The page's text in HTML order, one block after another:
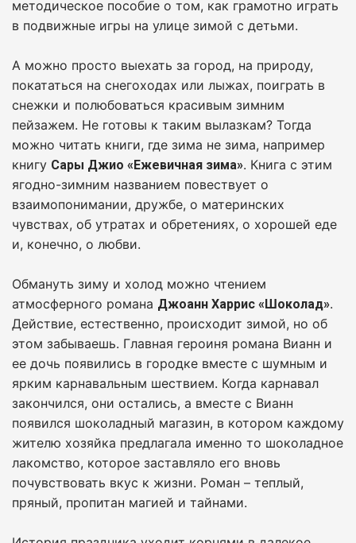
методическое пособие о том, как грамотно играть
в подвижные игры на улице зимой с детьми.
А можно просто выехать за город, на природу,
покататься на снегоходах или лыжах, поиграть в
снежки и полюбоваться красивым зимним
пейзажем. Не готовы к таким вылазкам? Тогда
можно читать книги, где зима не зима, например
книгу Сары Джио «Ежевичная зима». Книга с этим
ягодно-зимним названием повествует о
взаимопонимании, дружбе, о материнских
чувствах, об утратах и обретениях, о хорошей еде
и, конечно, о любви.
Обмануть зиму и холод можно чтением
атмосферного романа Джоанн Харрис «Шоколад».
Действие, естественно, происходит зимой, но об
этом забываешь. Главная героиня романа Вианн и
ее дочь появились в городке вместе с шумным и
ярким карнавальным шествием. Когда карнавал
закончился, они остались, а вместе с Вианн
появился шоколадный магазин, в котором каждому
жителю хозяйка предлагала именно то шоколадное
лакомство, которое заставляло его вновь
почувствовать вкус к жизни. Роман – теплый,
пряный, пропитан магией и тайнами.